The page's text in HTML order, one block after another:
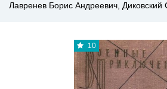
Лавренев Борис Андреевич,
10